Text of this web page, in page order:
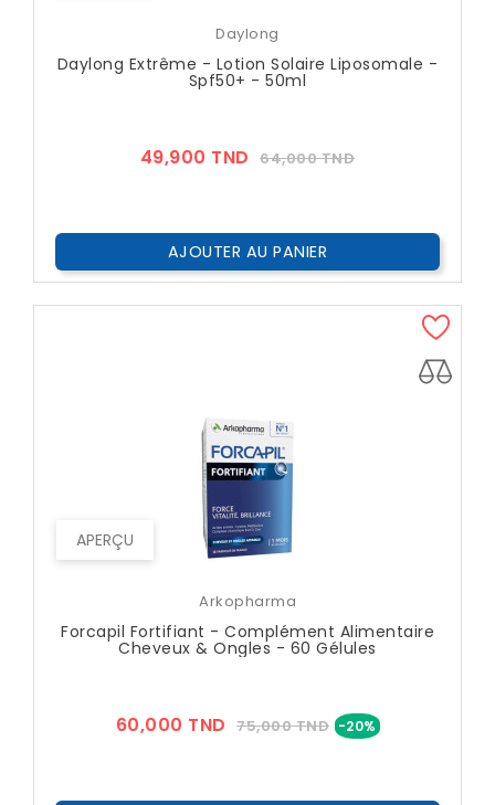
Daylong
Daylong Extrême - Lotion Solaire Liposomale -
Spf50+ - 50ml
49,900 TND Prix
64,000 TNDPrix
AJOUTER AU PANIER
APERÇU
Arkopharma
Forcapil Fortifiant - Complément Alimentaire
Cheveux & Ongles - 60 Gélules
60,000 TND Prix
75,000 TND -20% Prix